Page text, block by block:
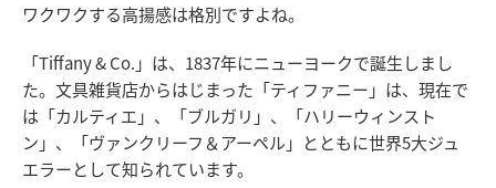
ワクワクする高揚感は格別ですよね。
「Tiffany & Co.」は、1837年にニューヨークで誕生しまし
た。文具雑貨店からはじまった「ティファニー」は、現在で
は「カルティエ」、「ブルガリ」、「ハリーウィンスト
ン」、「ヴァンクリーフ＆アーペル」とともに世界5大ジュ
エラーとして知られています。